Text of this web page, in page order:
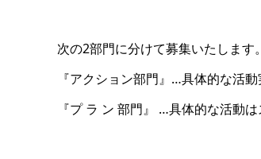
次の2部門に分けて募集いたします。
『アクション部門』…具体的な活
『プ ラ ン 部門』 …具体的な活動